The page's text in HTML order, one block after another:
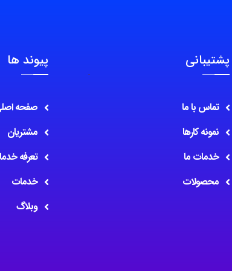
پشتیبانی
تماس با ما
نمونه کارها
خدمات ما
محصولات
پیوند ها
صفحه
مشتریان
تعرفه
خدمات
وبلاگ